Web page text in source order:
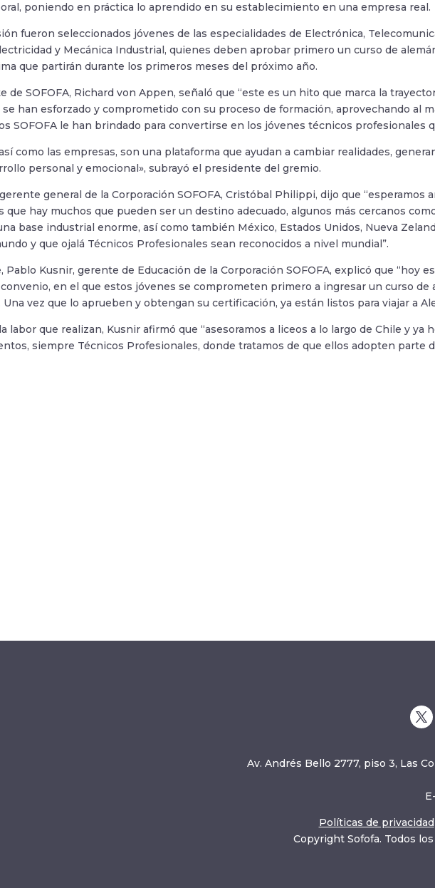
poniendo en práctica lo aprendido en su establecimiento en una empresa real.
fueron seleccionados jóvenes de las especialidades de Electrónica,
y Mecánica Industrial, quienes deben aprobar primero un curso de
que partirán durante los primeros meses del próximo año.
de SOFOFA, Richard von Appen, señaló que “este es un hito que marca la
se han esforzado y comprometido con su proceso de formación, aprovechando al
SOFOFA le han brindado para convertirse en los jóvenes técnicos profesionales
como las empresas, son una plataforma que ayudan a cambiar realidades,
personal y emocional», subrayó el presidente del gremio.
general de la Corporación SOFOFA, Cristóbal Philippi, dijo que “esperamos
que hay muchos que pueden ser un destino adecuado, algunos más cercanos
base industrial enorme, así como también México, Estados Unidos, Nueva
y que ojalá Técnicos Profesionales sean reconocidos a nivel mundial”.
Pablo Kusnir, gerente de Educación de la Corporación SOFOFA, explicó que “hoy
en el que estos jóvenes se comprometen primero a ingresar un curso de
Una vez que lo aprueben y obtengan su certificación, ya están listos para viajar a
labor que realizan, Kusnir afirmó que “asesoramos a liceos a lo largo de Chile y ya
siempre Técnicos Profesionales, donde tratamos de que ellos adopten parte
Av. Andrés Bello 2777, piso 3, Las
Políticas de privacidad
Copyright Sofofa. Todos